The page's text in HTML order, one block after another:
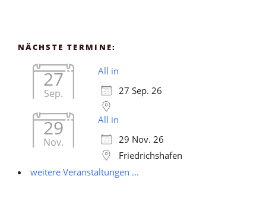
NÄCHSTE TERMINE:
27
Sep.
All in
27 Sep. 26
29
Nov.
All in
29 Nov. 26
Friedrichshafen
weitere Veranstaltungen ...